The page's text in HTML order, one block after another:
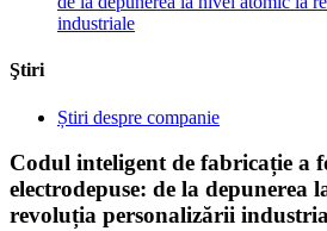
industriale
Ştiri
Știri despre companie
Codul inteligent de fabricație a
electrodepuse: de la depunerea
revoluția personalizării